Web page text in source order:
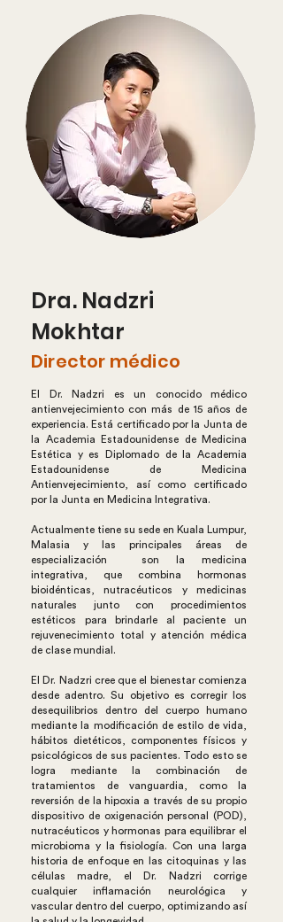
Dra. Nadzri
Mokhtar
Director médico
El Dr. Nadzri es un conocido médico
antienvejecimiento con más de 15 años de
experiencia. Está certificado por la Junta de
la Academia Estadounidense de Medicina
Estética y es Diplomado de la Academia
Estadounidense de Medicina
Antienvejecimiento, así como certificado
por la Junta en Medicina Integrativa.
Actualmente tiene su sede en Kuala Lumpur,
Malasia y las principales áreas de
especialización son la medicina
integrativa, que combina hormonas
bioidénticas, nutracéuticos y medicinas
naturales junto con procedimientos
estéticos para brindarle al paciente un
rejuvenecimiento total y atención médica
de clase mundial.
El Dr. Nadzri cree que el bienestar comienza
desde adentro. Su objetivo es corregir los
desequilibrios dentro del cuerpo humano
mediante la modificación de estilo de vida,
hábitos dietéticos, componentes físicos y
psicológicos de sus pacientes. Todo esto se
logra mediante la combinación de
tratamientos de vanguardia, como la
reversión de la hipoxia a través de su propio
dispositivo de oxigenación personal (POD),
nutracéuticos y hormonas para equilibrar el
microbioma y la fisiología. Con una larga
historia de enfoque en las citoquinas y las
células madre, el Dr. Nadzri corrige
cualquier inflamación neurológica y
vascular dentro del cuerpo, optimizando así